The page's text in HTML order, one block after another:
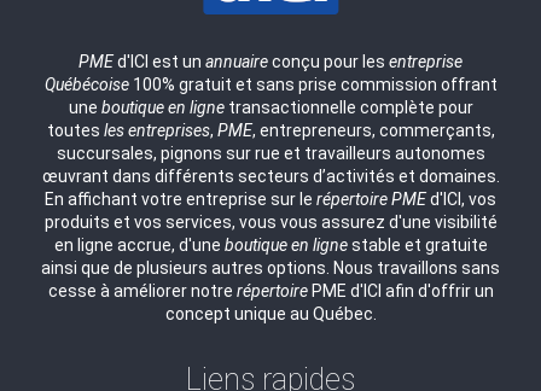
PMEd'ICI est un annuaireconçu pour les entreprise
Québécoise100% gratuit et sans prise commission offrant
une boutique en lignetransactionnelle complète pour
toutes les entreprises, PME, entrepreneurs, commerçants,
succursales, pignons sur rue et travailleurs autonomes
œuvrant dans différents secteurs d’activités et domaines.
En affichant votre entreprise sur le répertoirePMEd'ICI, vos
produits et vos services, vous vous assurez d'une visibilité
en ligne accrue, d'une boutique en lignestable et gratuite
ainsi que de plusieurs autres options. Nous travaillons sans
cesse à améliorer notre répertoirePME d'ICI afin d'offrir un
concept unique au Québec.
Liens rapides